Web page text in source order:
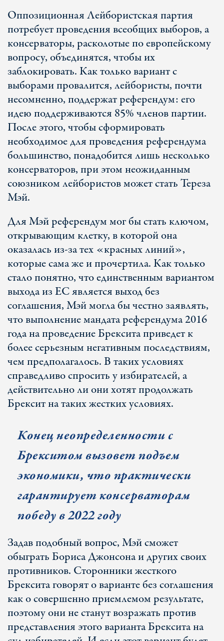
Оппозиционная Лейбористская партия
потребует проведения всеобщих выборов, а
консерваторы, расколотые по европейскому
вопросу, объединятся, чтобы их
заблокировать. Как только вариант с
выборами провалится, лейбористы, почти
несомненно, поддержат референдум: его
идею поддерживаются 85% членов партии.
После этого, чтобы сформировать
необходимое для проведения референдума
большинство, понадобится лишь несколько
консерваторов, при этом неожиданным
союзником лейбористов может стать Тереза
Мэй.
Для Мэй референдум мог бы стать ключом,
открывающим клетку, в которой она
оказалась из-за тех «красных линий»,
которые сама же и прочертила. Как только
стало понятно, что единственным вариантом
выхода из ЕС является выход без
соглашения, Мэй могла бы честно заявлять,
что выполнение мандата референдума 2016
года на проведение Брексита приведет к
более серьезным негативным последствиям,
чем предполагалось. В таких условиях
справедливо спросить у избирателей, а
действительно ли они хотят продолжать
Брексит на таких жестких условиях.
Конец неопределенности с
Брекситом вызовет подъем
экономики, что практически
гарантирует консерваторам
победу в 2022 году
Задав подобный вопрос, Мэй сможет
обыграть Бориса Джонсона и других своих
противников. Сторонники жесткого
Брексита говорят о варианте без соглашения
как о совершенно приемлемом результате,
поэтому они не станут возражать против
представления этого варианта Брексита на